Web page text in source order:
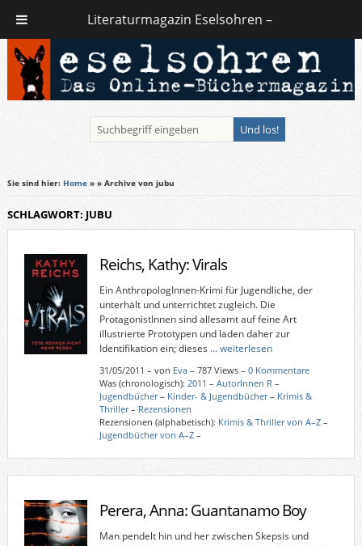
Sie sind hier: Home» » Archive von jubu
SCHLAGWORT: JUBU
Reichs, Kathy: Virals
Ein AnthropologInnen-Krimi für Jugendliche, der
unterhält und unterrichtet zugleich. Die
ProtagonistInnen sind allesamt auf feine Art
illustrierte Prototypen und laden daher zur
Identifikation ein; dieses … weiterlesen
31/05/2011 – von Eva– 787 Views – 0 Kommentare
Was (chronologisch): 2011 – AutorInnen R –
Jugendbücher– Kinder- & Jugendbücher– Krimis &
Thriller– Rezensionen
Rezensionen (alphabetisch): Krimis & Thriller von A–Z–
Jugendbücher von A–Z–
Perera, Anna: Guantanamo Boy
Man pendelt hin und her zwischen Skepsis und
Literaturmagazin Eselsohren –